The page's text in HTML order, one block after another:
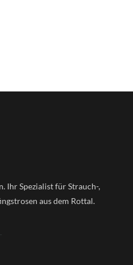
Ihr Spezialist für Strauch-,
aus dem Rottal.